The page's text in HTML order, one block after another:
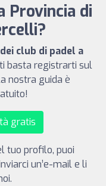
Provincia di
club di padel a
ti basta registrarti sul
nostra guida è
gratis
tuo profilo, puoi
un’e-mail e li